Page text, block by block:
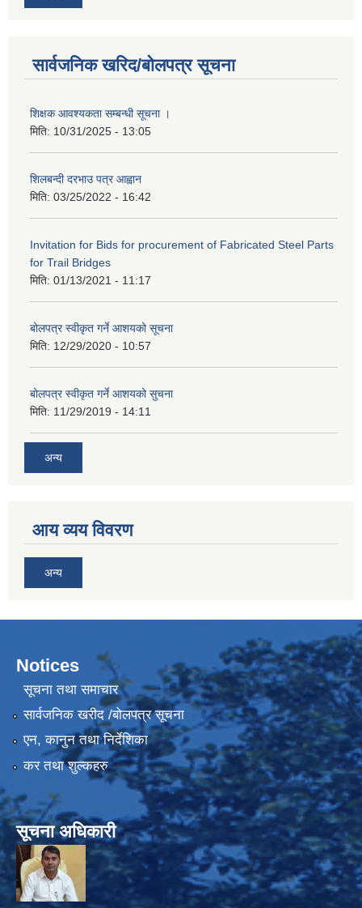
सार्वजनिक खरिद/बोलपत्र सूचना
शिक्षक आवश्यकता सम्बन्धी सूचना ।
मिति: 10/31/2025 - 13:05
शिलबन्दी दरभाउ पत्र आह्वान
मिति: 03/25/2022 - 16:42
Invitation for Bids for procurement of Fabricated Steel Parts
for Trail Bridges
मिति: 01/13/2021 - 11:17
बोलपत्र स्वीकृत गर्ने आशयको सूचना
मिति: 12/29/2020 - 10:57
बोलपत्र स्वीकृत गर्ने आशयको सुचना
मिति: 11/29/2019 - 14:11
अन्य
आय व्यय विवरण
अन्य
Notices
सूचना तथा समाचार
सार्वजनिक खरीद /बोलपत्र सूचना
एन, कानुन तथा निर्देशिका
कर तथा शुल्कहरु
सूचना अधिकारी